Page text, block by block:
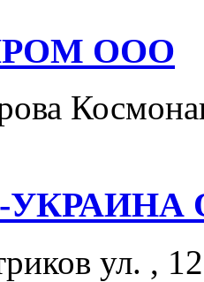
ООО
УКРАИНА
ул. ,